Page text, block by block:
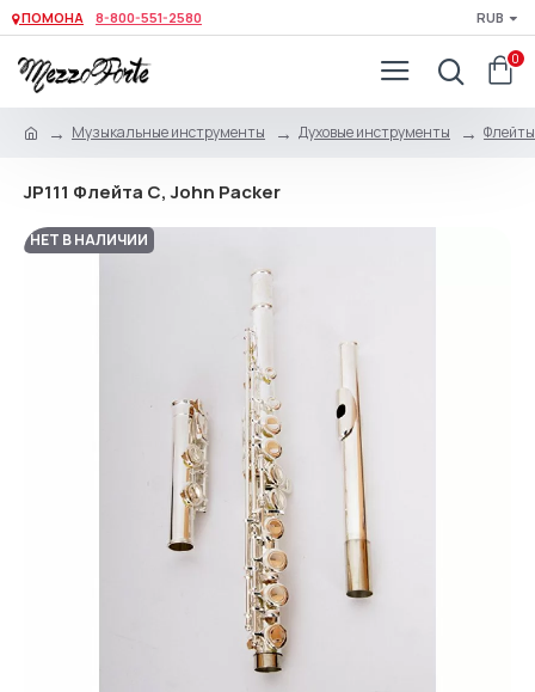
ПОМОНА 8-800-551-2580 RUB
0
Музыкальные инструменты Духовые инструменты
JP111 Флейта С, John Packer
НЕТ В НАЛИЧИИ